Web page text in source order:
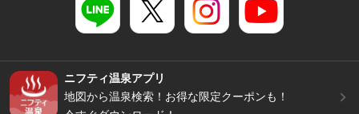
ニフティ温泉アプリ
地図から温泉検索！お得な限定クーポンも！